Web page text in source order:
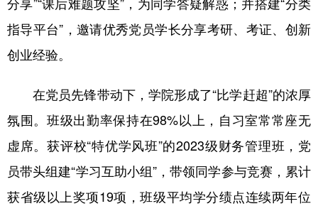
分享”“课后难题攻坚”，为同学答疑解惑；并搭建“分类
指导平台”，邀请优秀党员学长分享考研、考证、创新
创业经验。
在党员先锋带动下，学院形成了“比学赶超”的浓厚
氛围。班级出勤率保持在98%以上，自习室常常座无
虚席。获评校“特优学风班”的2023级财务管理班，党
员带头组建“学习互助小组”，带领同学参与竞赛，累计
获省级以上奖项19项，班级平均学分绩点连续两年位